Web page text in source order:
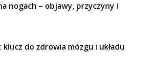
nogach – objawy, przyczyny i
klucz do zdrowia mózgu i układu